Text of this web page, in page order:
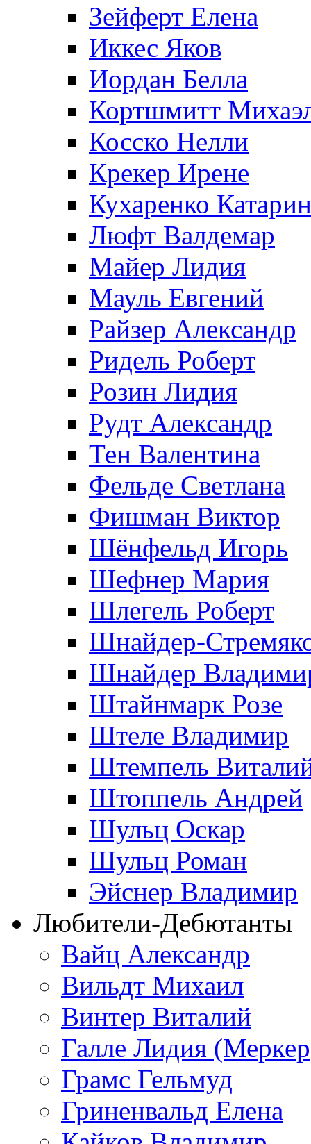
Зейферт Елена
Иккес Яков
Иордан Белла
Кортшмитт
Косско Нелли
Крекер Ирене
Кухаренко
Люфт Валдемaр
Майер Лидия
Мауль Евгений
Райзер Александр
Ридель Роберт
Розин Лидия
Рудт Александр
Тен Валентина
Фельде Светлана
Фишман Виктор
Шёнфельд Игорь
Шефнер Мария
Шлегель Роберт
Шнайдер-
Шнайдер
Штайнмарк Розe
Штеле Владимир
Штемпель
Штоппель Андрей
Шульц Оскар
Шульц Роман
Эйснер Владимир
Любители-Дебютанты
Вайц Александр
Вильдт Михаил
Винтер Виталий
Галле Лидия
Грамс Гельмуд
Гриненвальд Елена